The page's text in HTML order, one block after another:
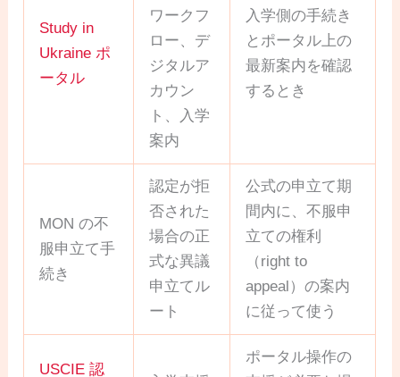
Study in
Ukraine ポ
ータル
ワークフ
ロー、デ
ジタルア
カウン
ト、入学
案内
入学側の手続き
とポータル上の
最新案内を確認
するとき
MON の不
服申立て手
続き
認定が拒
否された
場合の正
式な異議
申立てル
ート
公式の申立て期
間内に、不服申
立ての権利
（right to
appeal）の案内
に従って使う
USCIE 認
ポータル操作の